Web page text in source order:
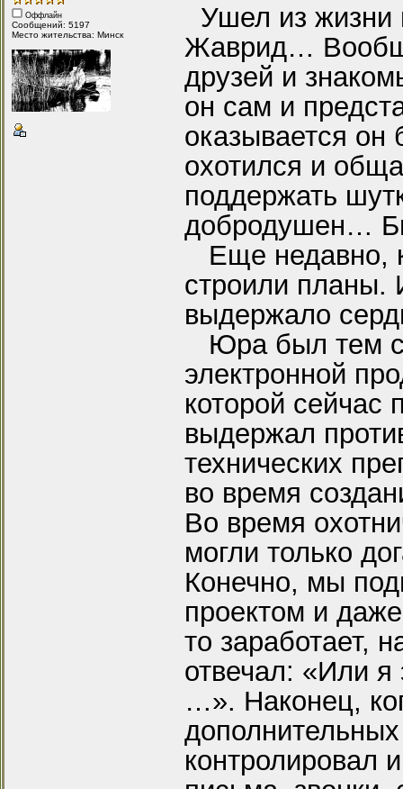
Оффлайн
Сообщений: 5197
Место жительства: Минск
Ушел из
Жаврид…
друзей и
он сам и
оказывается он
охотился и
поддержать
добродушен…
Еще недавно,
строили планы.
выдержало
Юра был тем
электронной
которой сейчас
выдержал
технических
во время
Во время
могли только
Конечно, мы
проектом и
то заработает,
отвечал: «Или
…». Наконец,
контролировал